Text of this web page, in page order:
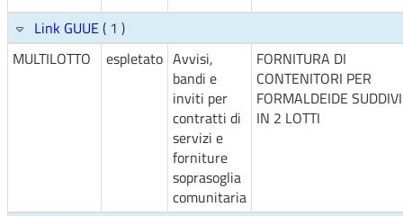
Link GUUE ( 1 )
MULTILOTTO
espletato Avvisi,
bandi e
inviti per
contratti di
servizi e
forniture
soprasoglia
comunitaria
FORNITURA DI
CONTENITORI PER
FORMALDEIDE
IN 2 LOTTI